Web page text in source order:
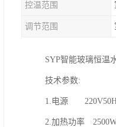
控温范围
调节范围
SYP智能玻璃恒温
技术参数:
1.电源
2.加热功率